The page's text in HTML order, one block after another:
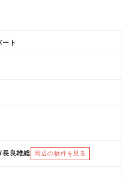
ト
長良雄総 周辺の物件を見る